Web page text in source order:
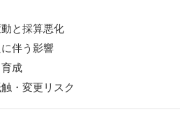
と採算悪化
伴う影響
成
・変更リスク